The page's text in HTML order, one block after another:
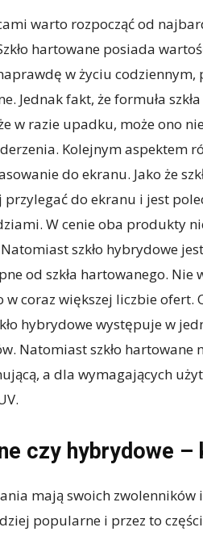
warto rozpocząć od
hartowane posiada
w życiu
Jednak fakt, że formuła
w razie upadku, może ono
Kolejnym aspektem
do ekranu. Jako że
przylegać do ekranu i jest
W cenie oba produkty
szkło hybrydowe
od szkła hartowanego. Nie
coraz większej liczbie ofert.
hybrydowe występuje w
Natomiast szkło hartowane
a dla wymagających
czy hybrydowe
mają swoich zwolenników
popularne i przez to